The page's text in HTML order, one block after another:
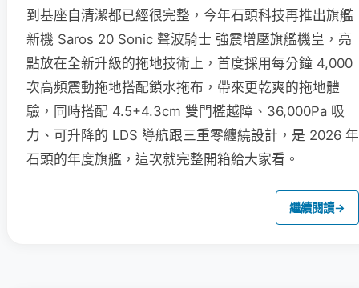
到基座自清潔都已經很完整，今年石頭科技再推出旗艦
新機 Saros 20 Sonic 聲波騎士 強震增壓旗艦機皇，亮
點放在全新升級的拖地技術上，首度採用每分鐘 4,000
次高頻震動拖地搭配鎖水拖布，帶來更乾爽的拖地體
驗，同時搭配 4.5+4.3cm 雙門檻越障、36,000Pa 吸
力、可升降的 LDS 導航跟三重零纏繞設計，是 2026 年
石頭的年度旗艦，這次就完整開箱給大家看。
繼續閱讀→